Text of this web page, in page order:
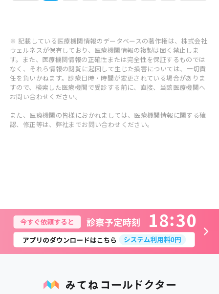
※ 記載している医療機関情報のデータベースの著作権は、株式会社
ウェルネスが保有しており、医療機関情報の複製は固く禁止しま
す。また、医療機関情報の正確性または完全性を保証するものでは
なく、それら情報の閲覧に起因して生じた損害については、一切責
任を負いかねます。診療日時・時間が変更されている場合がありま
すので、検索した医療機関で受診する前に、直接、当該医療機関へ
お問い合わせください。
また、医療機関の皆様におかれましては、医療機関情報に関する確
認、修正等は、弊社までお問い合わせください。
18 30